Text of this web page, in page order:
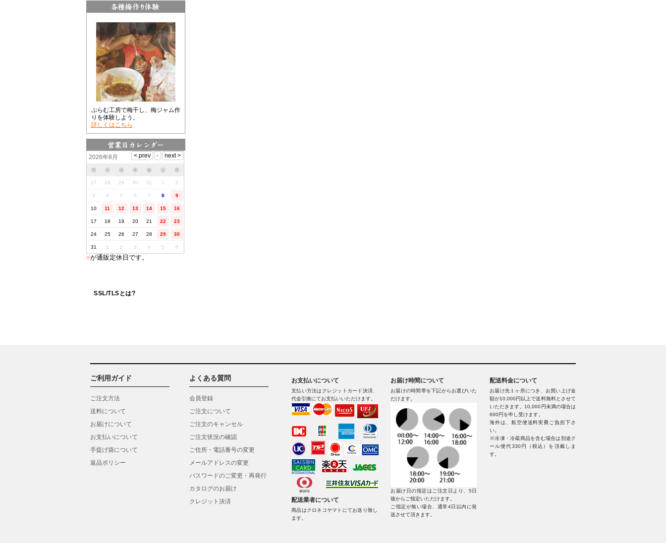
ぷらむ工房で梅干し、梅ジャム作
りを体験しよう。
詳しくはこちら
2026年8月
㊊ ㊋ ㊌ ㊍ ㊎ ㊏ ㊐
27 28 29 30 31 1 2
3 4 5 6 7 8 9
10 11 12 13 14 15 16
17 18 19 20 21 22 23
24 25 26 27 28 29 30
31 1 2 3 4 5 6
■が通販定休日です。
SSL/TLSとは?
ご利用ガイド
ご注文方法
送料について
お届けについて
お支払いについて
手提げ袋について
返品ポリシー
よくある質問
会員登録
ご注文について
ご注文のキャンセル
ご注文状況の確認
ご住所・電話番号の変更
メールアドレスの変更
パスワードのご変更・再発行
カタログのお届け
クレジット決済
お支払いについて
支払い方法はクレジットカード決済、
代金引換にてお支払いいただけます。
配送業者について
商品はクロネコヤマトにてお送り致し
ます。
お届け時間について
お届けの時間帯を下記からお選びいた
だけます。
お届け日の指定はご注文日より、5日
後からご指定いただけます。
ご指定が無い場合、通常4日以内に発
送させて頂きます。
配送料金について
お届け先１ヶ所につき、お買い上げ金
額が10,000円以上で送料無料とさせて
いただきます。10,000円未満の場合は
660円を申し受けます。
海外は、航空便送料実費ご負担下さ
い。
※冷凍・冷蔵商品を含む場合は別途ク
ール便代330円（税込）を頂戴しま
す。